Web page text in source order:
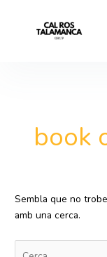
contingut
book
Sembla que no
amb una cerca.